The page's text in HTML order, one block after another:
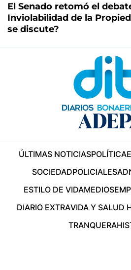
El Senado retomó el
Inviolabilidad de la
se discute?
ÚLTIMAS NOTICIASPOLÍTICA
SOCIEDADPOLICIALES
ESTILO DE VIDAMEDIOS
DIARIO EXTRAVIDA Y SALUD
TRANQUERA